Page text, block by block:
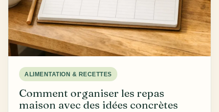
ALIMENTATION & RECETTES
Comment organiser les repas
maison avec des idées concrètes